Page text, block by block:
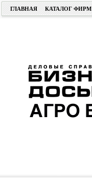
ГЛАВНАЯ КАТАЛОГ ФИРМ